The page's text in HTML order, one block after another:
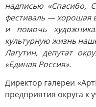
надписью «Спасибо,
фестиваль — хорошая
и помочь
культурную жизнь
Лагутин, депутат
«Единая Россия».
Директор галереи
предприятия округа к